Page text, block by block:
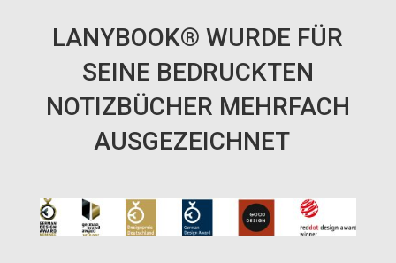
LANYBOOK® WURDE FÜR
SEINE BEDRUCKTEN
NOTIZBÜCHER MEHRFACH
AUSGEZEICHNET